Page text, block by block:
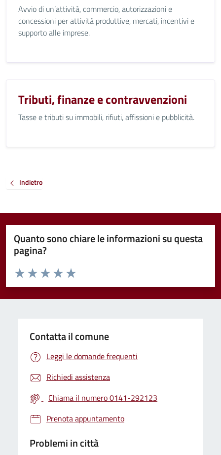
Avvio di un’attività, commercio, autorizzazioni e
concessioni per attività produttive, mercati, incentivi e
supporto alle imprese.
Tributi, finanze e contravvenzioni
Tasse e tributi su immobili, rifiuti, affissioni e pubblicità.
Indietro
Quanto sono chiare le informazioni su questa
pagina?
Valuta da 1 a 5 stelle la pagina
Valuta 5 stelle su 5
Valuta 4 stelle su 5
Valuta 3 stelle su 5
Valuta 2 stelle su 5
Valuta 1 stelle su 5
Contatta il comune
Leggi le domande frequenti
Richiedi assistenza
Chiama il numero 0141-292123
Prenota appuntamento
Problemi in città